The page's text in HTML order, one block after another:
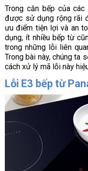
Trong căn bếp của
được sử dụng rộng rãi
ưu điểm tiện lợi và an
dụng, ít nhiều bếp từ
trong những lỗi liên
Trong bài này, chúng ta
cách xử lý mã lỗi này
Lỗi E3 bếp từ